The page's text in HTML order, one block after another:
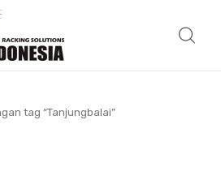
tag “Tanjungbalai”